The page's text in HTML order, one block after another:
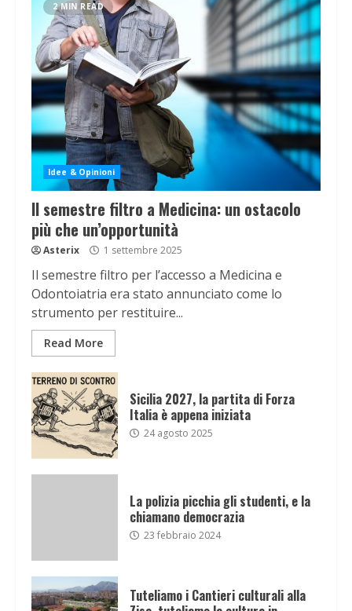
2 MIN READ
Idee & Opinioni
Il semestre filtro a Medicina: un ostacolo
più che un’opportunità
Asterix 1 settembre 2025
Il semestre filtro per l’accesso a Medicina e
Odontoiatria era stato annunciato come lo
strumento per restituire...
Read More
Sicilia 2027, la partita di Forza
Italia è appena iniziata
24 agosto 2025
La polizia picchia gli studenti, e la
chiamano democrazia
23 febbraio 2024
Tuteliamo i Cantieri culturali alla